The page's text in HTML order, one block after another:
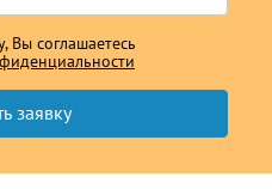
Вы соглашаетесь